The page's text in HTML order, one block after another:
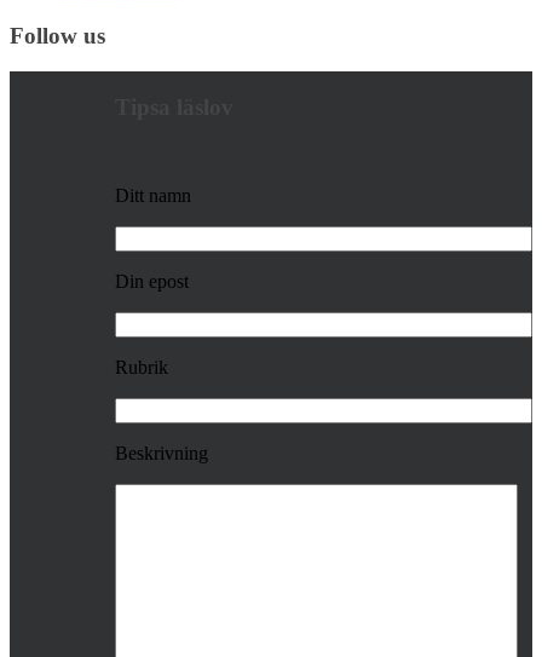
Follow us
Ditt namn
Din epost
Rubrik
Beskrivning